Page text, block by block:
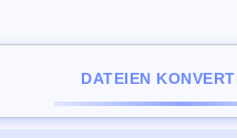
DATEIEN